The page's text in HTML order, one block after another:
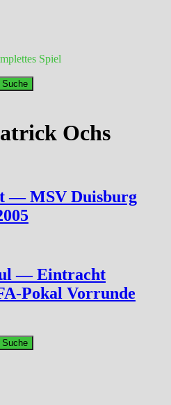
Spiel
Ochs
— MSV Duisburg
— Eintracht
Pokal Vorrunde